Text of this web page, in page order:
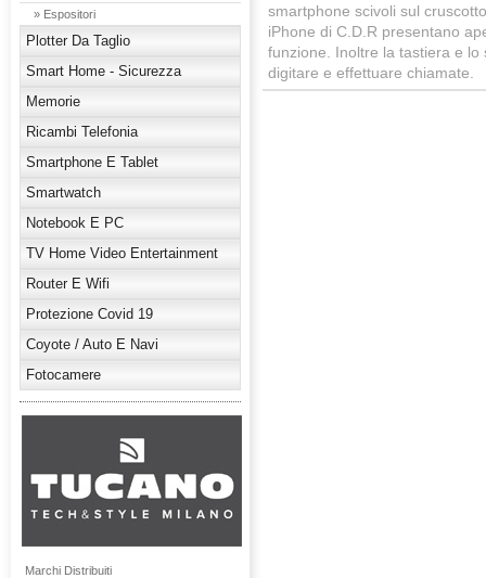
» Espositori
Plotter Da Taglio
Smart Home - Sicurezza
Memorie
Ricambi Telefonia
Smartphone E Tablet
Smartwatch
Notebook E PC
TV Home Video Entertainment
Router E Wifi
Protezione Covid 19
Coyote / Auto E Navi
Fotocamere
Marchi Distribuiti
smartphone scivoli sul
iPhone di C.D.R presentano
funzione. Inoltre la tastiera e
digitare e effettuare chiamate.